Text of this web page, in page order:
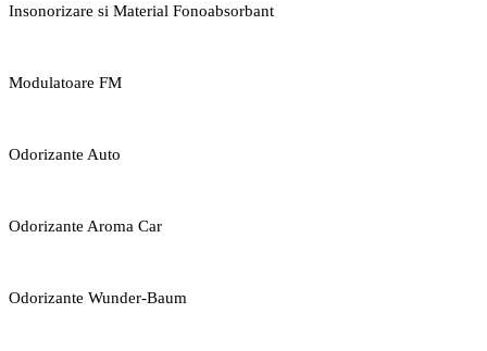
Insonorizare si Material Fonoabsorbant
Modulatoare FM
Odorizante Auto
Odorizante Aroma Car
Odorizante Wunder-Baum